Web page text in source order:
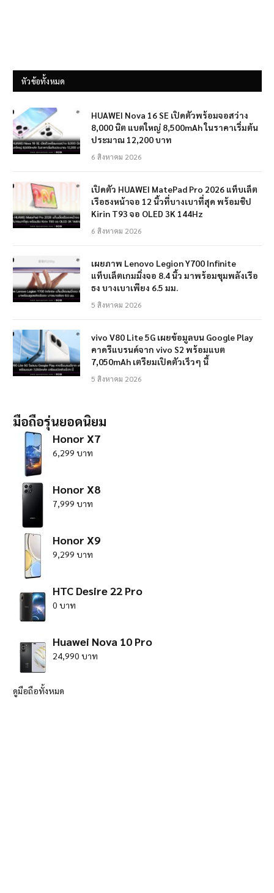
หัวข้อทั้งหมด
HUAWEI Nova 16 SE เปิดตัวพร้อมจอสว่าง
8,000 นิต แบตใหญ่ 8,500mAh ในราคาเริ่มต้น
ประมาณ 12,200 บาท
6 สิงหาคม 2026
เปิดตัว HUAWEI MatePad Pro 2026 แท็บเล็ต
เรือธงหน้าจอ 12 นิ้วที่บางเบาที่สุด พร้อมชิป
Kirin T93 จอ OLED 3K 144Hz
6 สิงหาคม 2026
เผยภาพ Lenovo Legion Y700 Infinite
แท็บเล็ตเกมมิ่งจอ 8.4 นิ้ว มาพร้อมขุมพลังเรือ
ธง บางเบาเพียง 6.5 มม.
5 สิงหาคม 2026
vivo V80 Lite 5G เผยข้อมูลบน Google Play
คาดรีแบรนด์จาก vivo S2 พร้อมแบต
7,050mAh เตรียมเปิดตัวเร็วๆ นี้
5 สิงหาคม 2026
มือถือรุ่นยอดนิยม
Honor X7
6,299 บาท
Honor X8
7,999 บาท
Honor X9
9,299 บาท
HTC Desire 22 Pro
0 บาท
Huawei Nova 10 Pro
24,990 บาท
ดูมือถือทั้งหมด